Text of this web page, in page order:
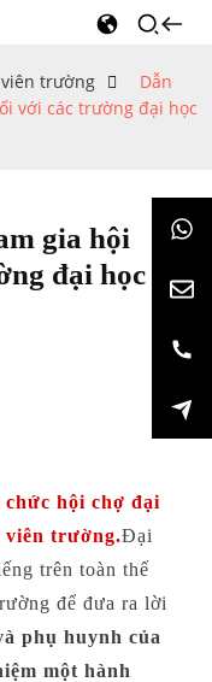
trường
Dẫn
với các trường đại học
gia hội
đại học
chức hội chợ đại
viên trường.Đại
trên toàn thế
để đưa ra lời
phụ huynh của
một hành